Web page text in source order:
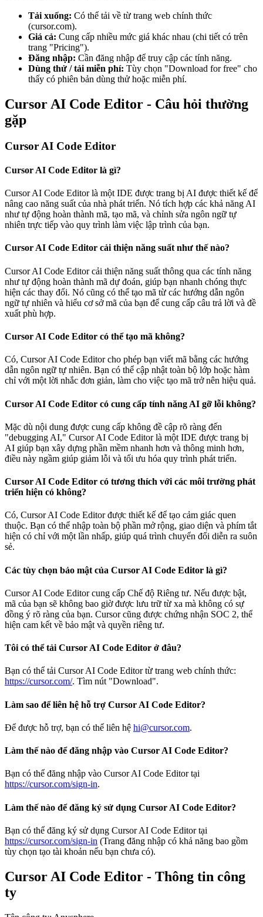
Tải xuống: Có thể tải về từ trang web chính thức
(cursor.com).
Giá cả: Cung cấp nhiều mức giá khác nhau (chi tiết có trên
trang "Pricing").
Đăng nhập: Cần đăng nhập để truy cập các tính năng.
Dùng thử / tải miễn phí: Tùy chọn "Download for free" cho
thấy có phiên bản dùng thử hoặc miễn phí.
Cursor AI Code Editor - Câu hỏi thường
gặp
Cursor AI Code Editor
Cursor AI Code Editor là gì?
Cursor AI Code Editor là một IDE được trang bị AI được thiết kế để
nâng cao năng suất của nhà phát triển. Nó tích hợp các khả năng AI
như tự động hoàn thành mã, tạo mã, và chỉnh sửa ngôn ngữ tự
nhiên trực tiếp vào quy trình làm việc lập trình của bạn.
Cursor AI Code Editor cải thiện năng suất như thế nào?
Cursor AI Code Editor cải thiện năng suất thông qua các tính năng
như tự động hoàn thành mã dự đoán, giúp bạn nhanh chóng thực
hiện các thay đổi. Nó cũng có thể tạo mã từ các hướng dẫn ngôn
ngữ tự nhiên và hiểu cơ sở mã của bạn để cung cấp câu trả lời và đề
xuất phù hợp.
Cursor AI Code Editor có thể tạo mã không?
Có, Cursor AI Code Editor cho phép bạn viết mã bằng các hướng
dẫn ngôn ngữ tự nhiên. Bạn có thể cập nhật toàn bộ lớp hoặc hàm
chỉ với một lời nhắc đơn giản, làm cho việc tạo mã trở nên hiệu quả.
Cursor AI Code Editor có cung cấp tính năng AI gỡ lỗi không?
Mặc dù nội dung được cung cấp không đề cập rõ ràng đến
"debugging AI," Cursor AI Code Editor là một IDE được trang bị
AI giúp bạn xây dựng phần mềm nhanh hơn và thông minh hơn,
điều này ngầm giúp giảm lỗi và tối ưu hóa quy trình phát triển.
Cursor AI Code Editor có tương thích với các môi trường phát
triển hiện có không?
Có, Cursor AI Code Editor được thiết kế để tạo cảm giác quen
thuộc. Bạn có thể nhập toàn bộ phần mở rộng, giao diện và phím tắt
hiện có chỉ với một lần nhấp, giúp quá trình chuyển đổi diễn ra suôn
sẻ.
Các tùy chọn bảo mật của Cursor AI Code Editor là gì?
Cursor AI Code Editor cung cấp Chế độ Riêng tư. Nếu được bật,
mã của bạn sẽ không bao giờ được lưu trữ từ xa mà không có sự
đồng ý rõ ràng của bạn. Cursor cũng được chứng nhận SOC 2, thể
hiện cam kết về bảo mật và quyền riêng tư.
Tôi có thể tải Cursor AI Code Editor ở đâu?
Bạn có thể tải Cursor AI Code Editor từ trang web chính thức:
https://cursor.com/. Tìm nút "Download".
Làm sao để liên hệ hỗ trợ Cursor AI Code Editor?
Để được hỗ trợ, bạn có thể liên hệ hi@cursor.com.
Làm thế nào để đăng nhập vào Cursor AI Code Editor?
Bạn có thể đăng nhập vào Cursor AI Code Editor tại
https://cursor.com/sign-in.
Làm thế nào để đăng ký sử dụng Cursor AI Code Editor?
Bạn có thể đăng ký sử dụng Cursor AI Code Editor tại
https://cursor.com/sign-in (Trang đăng nhập có khả năng bao gồm
tùy chọn tạo tài khoản nếu bạn chưa có).
Cursor AI Code Editor - Thông tin công
ty